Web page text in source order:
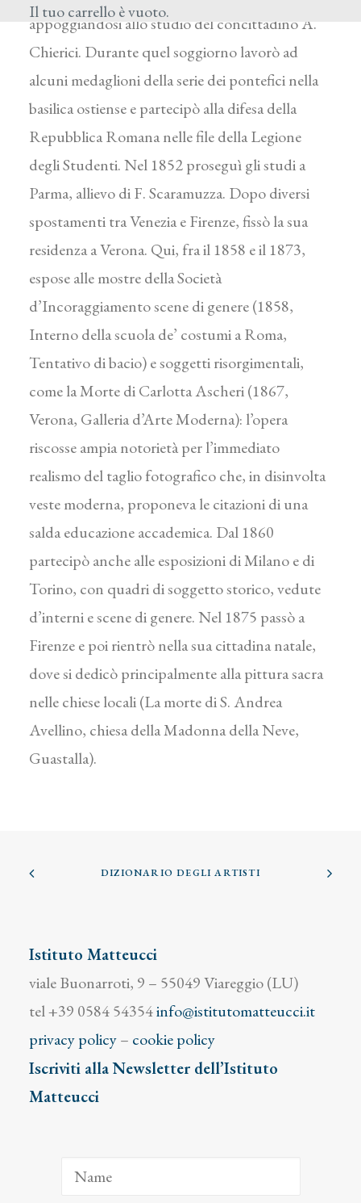
Il tuo carrello è vuoto.
appoggiandosi allo studio del concittadino A.
Chierici. Durante quel soggiorno lavorò ad
alcuni medaglioni della serie dei pontefici nella
basilica ostiense e partecipò alla difesa della
Repubblica Romana nelle file della Legione
degli Studenti. Nel 1852 proseguì gli studi a
Parma, allievo di F. Scaramuzza. Dopo diversi
spostamenti tra Venezia e Firenze, fissò la sua
residenza a Verona. Qui, fra il 1858 e il 1873,
espose alle mostre della Società
d’Incoraggiamento scene di genere (1858,
Interno della scuola de’ costumi a Roma,
Tentativo di bacio) e soggetti risorgimentali,
come la Morte di Carlotta Ascheri (1867,
Verona, Galleria d’Arte Moderna): l’opera
riscosse ampia notorietà per l’immediato
realismo del taglio fotografico che, in disinvolta
veste moderna, proponeva le citazioni di una
salda educazione accademica. Dal 1860
partecipò anche alle esposizioni di Milano e di
Torino, con quadri di soggetto storico, vedute
d’interni e scene di genere. Nel 1875 passò a
Firenze e poi rientrò nella sua cittadina natale,
dove si dedicò principalmente alla pittura sacra
nelle chiese locali (La morte di S. Andrea
Avellino, chiesa della Madonna della Neve,
Guastalla).
DIZIONARIO DEGLI ARTISTI
Istituto Matteucci
viale Buonarroti, 9 – 55049 Viareggio (LU)
tel +39 0584 54354info@istitutomatteucci.it
privacy policy– cookie policy
Iscriviti alla Newsletter dell’Istituto
Matteucci